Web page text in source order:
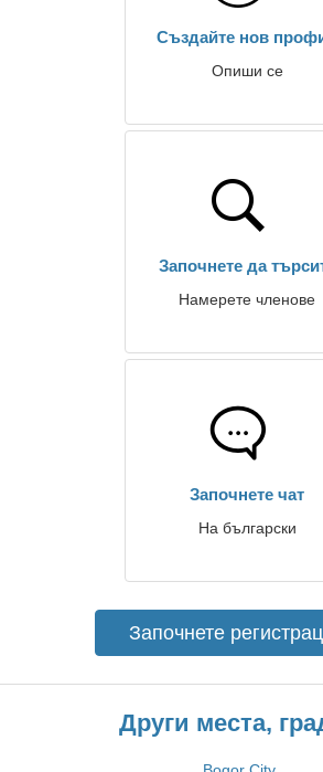
Създайте нов
Опиши се
Започнете да
Намерете членове
Започнете чат
На български
Започнете
Други места,